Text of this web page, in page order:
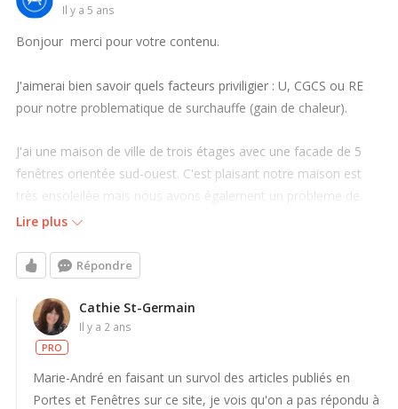
il y a 5 ans
Bonjour merci pour votre contenu.
J'aimerai bien savoir quels facteurs priviligier : U, CGCS ou RE
pour notre problematique de surchauffe (gain de chaleur).
J'ai une maison de ville de trois étages avec une facade de 5
fenêtres orientée sud-ouest. C'est plaisant notre maison est
très ensoleilée mais nous avons également un probleme de
gain de chaleur (surchauffe) losrq'il fait soleil et ce été comme
Je souhaite réduire le plus possible la transmission de rayons
vers l'intérieur. Nos planchers deviennent de vrais radiateurs.
La perte de chaleur au contact du vitrage l'hiver est un obectif
moins important.
Je suis pret a changer nos fenetres pour du triple vitrage avec
Lire plus
Répondre
PRO
Cathie St-Germain
il y a 2 ans
Marie-André en faisant un survol des articles publiés en
Portes et Fenêtres sur ce site, je vois qu'on a pas répondu à